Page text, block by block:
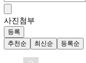
사진첨부
등록
추천순
최신순 등록순